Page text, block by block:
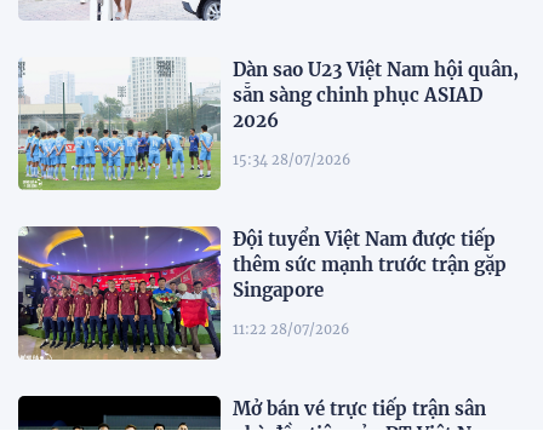
Dàn sao U23 Việt Nam hội quân,
sẵn sàng chinh phục ASIAD
2026
15:34 28/07/2026
Đội tuyển Việt Nam được tiếp
thêm sức mạnh trước trận gặp
Singapore
11:22 28/07/2026
Mở bán vé trực tiếp trận sân
nhà đầu tiên của ĐT Việt Nam